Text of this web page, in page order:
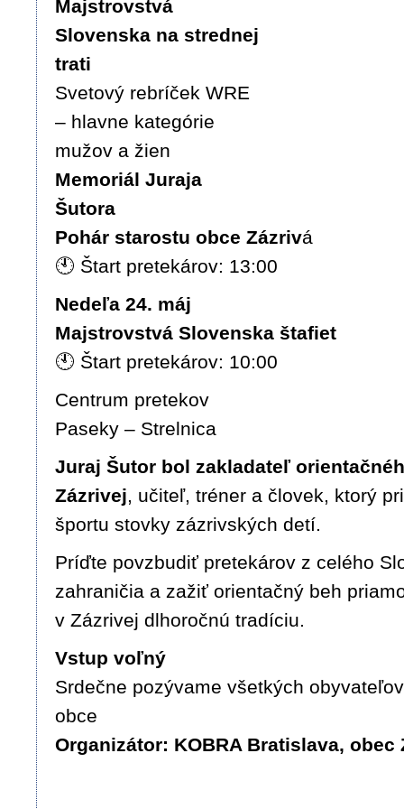
Majstrovstvá
Slovenska na strednej
trati
Svetový rebríček WRE
– hlavne kategórie
mužov a žien
Memoriál Juraja
Šutora
Pohár starostu obce Zázrivá
🕙 Štart pretekárov: 13:00
Nedeľa 24. máj
Majstrovstvá Slovenska štafiet
🕙 Štart pretekárov: 10:00
Centrum pretekov
Paseky – Strelnica
Juraj Šutor bol zakladateľ
Zázrivej, učiteľ, tréner a človek, ktorý
športu stovky zázrivských detí.
Príďte povzbudiť pretekárov z celého
zahraničia a zažiť orientačný beh
v Zázrivej dlhoročnú tradíciu.
Vstup voľný
Srdečne pozývame všetkých
obce
Organizátor: KOBRA Bratislava, obec